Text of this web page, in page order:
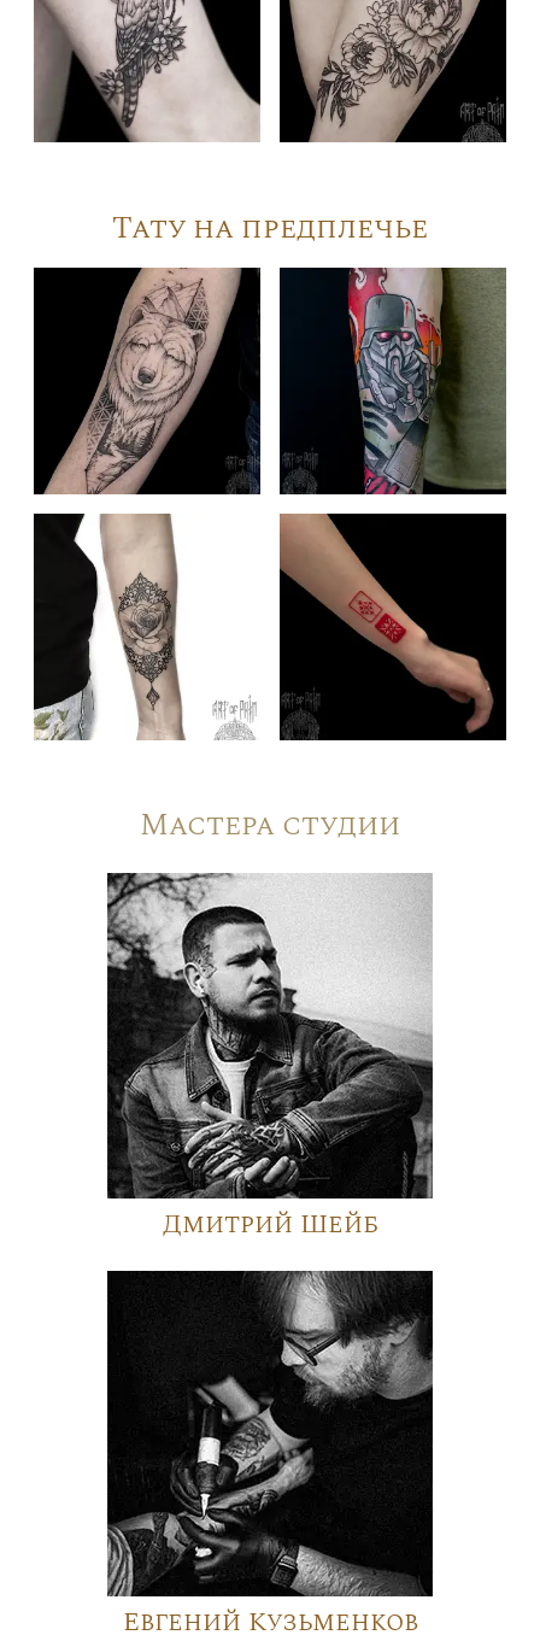
Тату на предплечье
Мастера студии
Дмитрий Шейб
Евгений Кузьменков